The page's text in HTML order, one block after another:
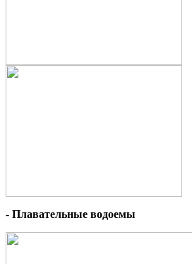
- Плавательные водоемы